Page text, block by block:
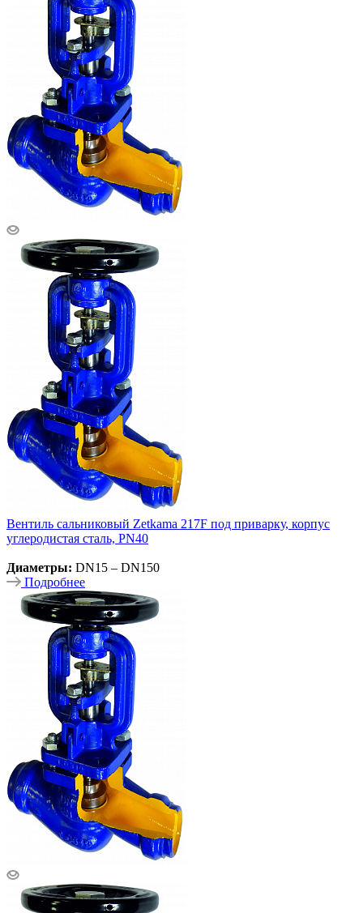
Вентиль сальниковый Zetkama 217F под приварку, корпус
углеродистая сталь, PN40
Диаметры: DN15 – DN150
Подробнее